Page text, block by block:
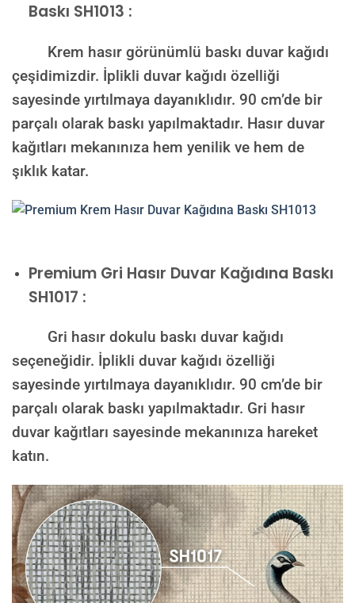
Baskı SH1013 :
Krem hasır görünümlü baskı duvar kağıdı
çeşidimizdir. İplikli duvar kağıdı özelliği
sayesinde yırtılmaya dayanıklıdır. 90 cm’de bir
parçalı olarak baskı yapılmaktadır. Hasır duvar
kağıtları mekanınıza hem yenilik ve hem de
şıklık katar.
Premium Gri Hasır Duvar Kağıdına Baskı
SH1017 :
Gri hasır dokulu baskı duvar kağıdı
seçeneğidir. İplikli duvar kağıdı özelliği
sayesinde yırtılmaya dayanıklıdır. 90 cm’de bir
parçalı olarak baskı yapılmaktadır. Gri hasır
duvar kağıtları sayesinde mekanınıza hareket
katın.